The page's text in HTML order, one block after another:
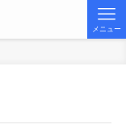
メニュー